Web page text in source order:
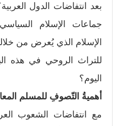
بعد انتفاضات الدول
جماعات الإسلام
الإسلام الذي يُعرض من
للتراث الروحي في هذه
اليوم؟
أهميةُ التّصوفِ للمسلم
مع انتفاضات الشعوب